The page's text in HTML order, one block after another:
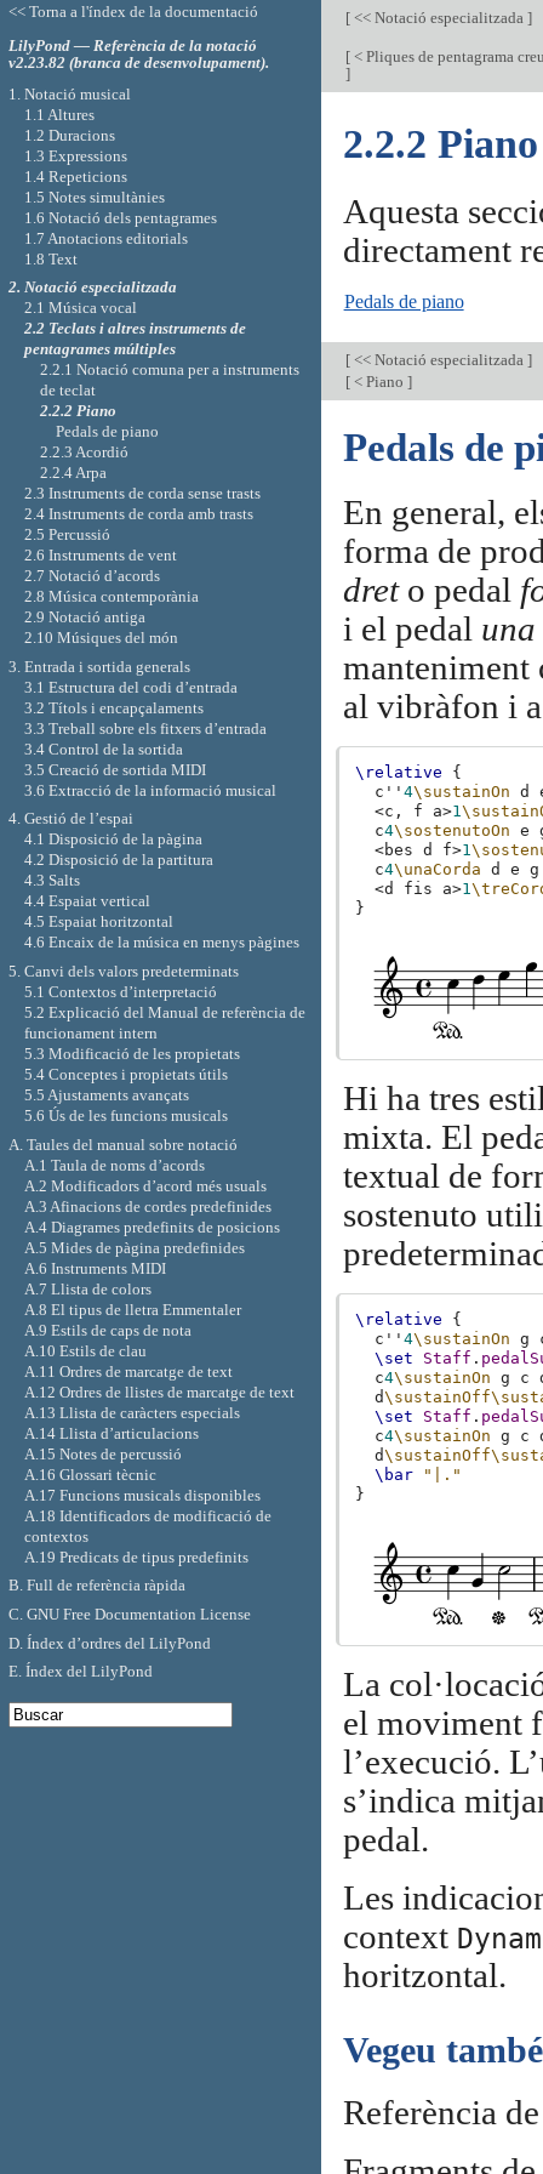
[<< Notació especialitzada ]
[< Pliques de pentagrama
]
2.2.2 Piano
Aquesta
directament
Pedals de piano
[<< Notació especialitzada ]
[< Piano ]
Pedals de
En general,
forma de
dreto pedal
i el pedal
manteniment
al vibràfon i
\relative
{
c''4\sustainOn d
<c, f a>1
c4\sostenutoOn e
<bes d f>1
c4\unaCorda d e
g
<d fis a>1
}
Hi ha tres
mixta. El
textual de
sostenuto
\relative
{
c''4\sustainOn g
\set
Staff .
c4\sustainOn g c
d
\set
Staff .
c4\sustainOn g c
d
\bar
"|."
}
La
el moviment
l’execució.
s’indica
pedal.
Les
context
horitzontal.
Vegeu també
Referència
<< Torna a l'índex de la documentació
LilyPond — Referència de la notació
v2.23.82 (branca de desenvolupament).
1. Notació musical
1.1 Altures
1.2 Duracions
1.3 Expressions
1.4 Repeticions
1.5 Notes simultànies
1.6 Notació dels pentagrames
1.7 Anotacions editorials
1.8 Text
2. Notació especialitzada
2.1 Música vocal
2.2 Teclats i altres instruments de
pentagrames múltiples
2.2.1 Notació comuna per a instruments
de teclat
2.2.2 Piano
Pedals de piano
2.2.3 Acordió
2.2.4 Arpa
2.3 Instruments de corda sense trasts
2.4 Instruments de corda amb trasts
2.5 Percussió
2.6 Instruments de vent
2.7 Notació d’acords
2.8 Música contemporània
2.9 Notació antiga
2.10 Músiques del món
3. Entrada i sortida generals
3.1 Estructura del codi d’entrada
3.2 Títols i encapçalaments
3.3 Treball sobre els fitxers d’entrada
3.4 Control de la sortida
3.5 Creació de sortida MIDI
3.6 Extracció de la informació musical
4. Gestió de l’espai
4.1 Disposició de la pàgina
4.2 Disposició de la partitura
4.3 Salts
4.4 Espaiat vertical
4.5 Espaiat horitzontal
4.6 Encaix de la música en menys pàgines
5. Canvi dels valors predeterminats
5.1 Contextos d’interpretació
5.2 Explicació del Manual de referència de
funcionament intern
5.3 Modificació de les propietats
5.4 Conceptes i propietats útils
5.5 Ajustaments avançats
5.6 Ús de les funcions musicals
A. Taules del manual sobre notació
A.1 Taula de noms d’acords
A.2 Modificadors d’acord més usuals
A.3 Afinacions de cordes predefinides
A.4 Diagrames predefinits de posicions
A.5 Mides de pàgina predefinides
A.6 Instruments MIDI
A.7 Llista de colors
A.8 El tipus de lletra Emmentaler
A.9 Estils de caps de nota
A.10 Estils de clau
A.11 Ordres de marcatge de text
A.12 Ordres de llistes de marcatge de text
A.13 Llista de caràcters especials
A.14 Llista d’articulacions
A.15 Notes de percussió
A.16 Glossari tècnic
A.17 Funcions musicals disponibles
A.18 Identificadors de modificació de
contextos
A.19 Predicats de tipus predefinits
B. Full de referència ràpida
C. GNU Free Documentation License
D. Índex d’ordres del LilyPond
E. Índex del LilyPond